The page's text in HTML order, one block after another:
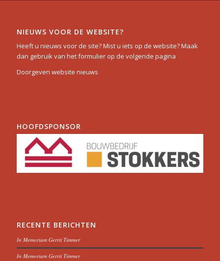
NIEUWS VOOR DE WEBSITE?
Heeft u nieuws voor de site? Mist u iets op de website? Maak
dan gebruik van het formulier op de volgende pagina
Doorgeven website nieuws
HOOFDSPONSOR
RECENTE BERICHTEN
In Memoriam Gerrit Timmer
In Memoriam Gerrit Timmer